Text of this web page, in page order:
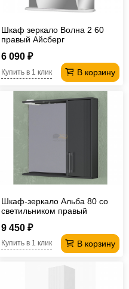
Шкаф зеркало Волна 2 60
правый Айсберг
6 090 ₽
В корзину
Купить в 1 клик
Шкаф-зеркало Альба 80 со
светильником правый
9 450 ₽
В корзину
Купить в 1 клик